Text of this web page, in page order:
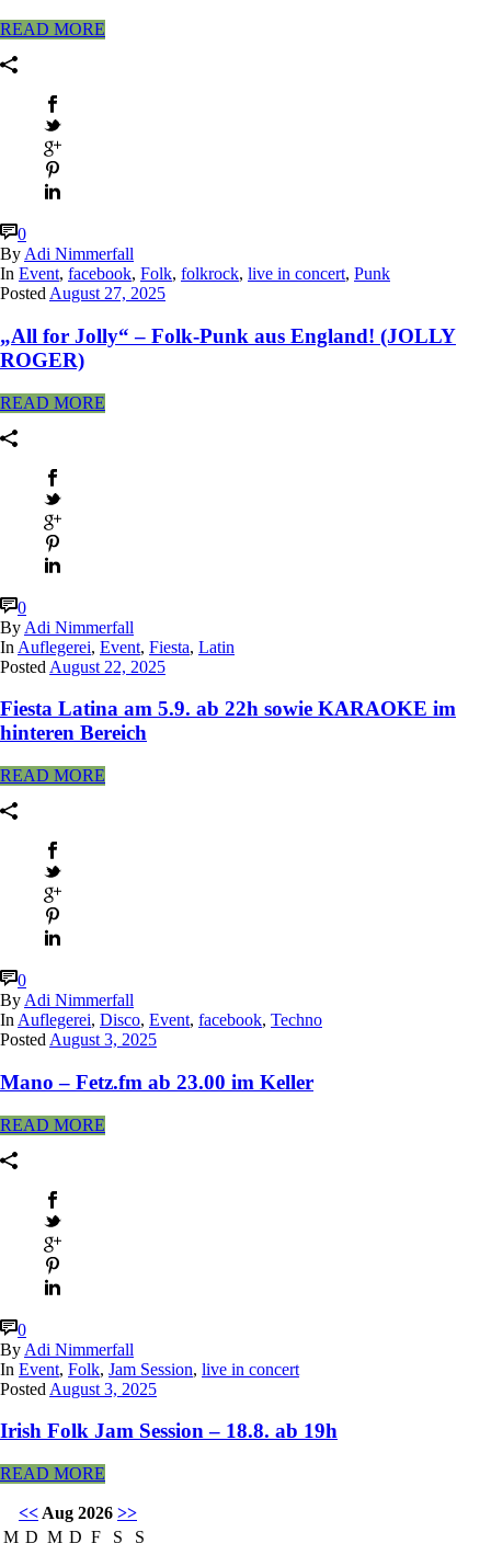
READ MORE
0
By Adi Nimmerfall
In Event, facebook, Folk, folkrock, live in concert, Punk
Posted August 27, 2025
„All for Jolly“ – Folk-Punk aus England! (JOLLY
ROGER)
READ MORE
0
By Adi Nimmerfall
In Auflegerei, Event, Fiesta, Latin
Posted August 22, 2025
Fiesta Latina am 5.9. ab 22h sowie KARAOKE im
hinteren Bereich
READ MORE
0
By Adi Nimmerfall
In Auflegerei, Disco, Event, facebook, Techno
Posted August 3, 2025
Mano – Fetz.fm ab 23.00 im Keller
READ MORE
0
By Adi Nimmerfall
In Event, Folk, Jam Session, live in concert
Posted August 3, 2025
Irish Folk Jam Session – 18.8. ab 19h
READ MORE
<< Aug 2026 >>
M D M D F S
S